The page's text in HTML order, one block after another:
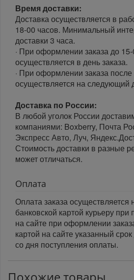
Время доставки:
Доставка осуществляется в
18-00 часов. Минимальный
доставки 3 часа.
· При оформлении заказа до
осуществляется в день заказа.
· При оформлении заказа
осуществляется на следующий
Доставка по России:
В любой уголок России
компаниями: Boxberry, Почта
Экспресс Авто, Луч,
Стоимость доставки в разные
может отличаться.
Оплата
Оплата заказа
банковской картой курьеру при
на сайте при оформлении
картой на сайте указанный
со дня поступления оплаты.